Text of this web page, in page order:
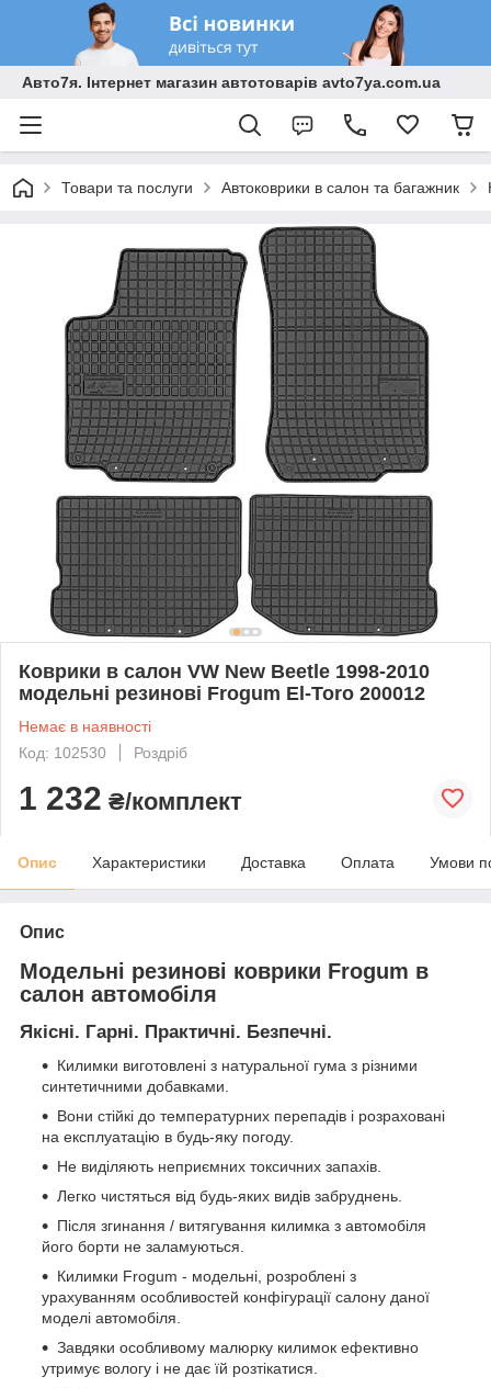
Авто7я. Інтернет магазин автотоварів avto7ya.com.ua
Товари та послуги Автоковрики в салон та багажник
Коврики в салон VW New Beetle 1998-2010
модельні резинові Frogum El-Toro 200012
Немає в наявності
Код: 102530
Роздріб
1 232 ₴/комплект
Опис Характеристики Доставка Оплата Умови
Опис
Модельні резинові коврики Frogum в
салон автомобіля
Якісні. Гарні. Практичні. Безпечні.
Килимки виготовлені з натуральної гума з різними
синтетичними добавками.
Вони стійкі до температурних перепадів і розраховані
на експлуатацію в будь-яку погоду.
Не виділяють неприємних токсичних запахів.
Легко чистяться від будь-яких видів забруднень.
Після згинання / витягування килимка з автомобіля
його борти не заламуються.
Килимки Frogum - модельні, розроблені з
урахуванням особливостей конфігурації салону даної
моделі автомобіля.
Завдяки особливому малюрку килимок ефективно
утримує вологу і не дає їй розтікатися.